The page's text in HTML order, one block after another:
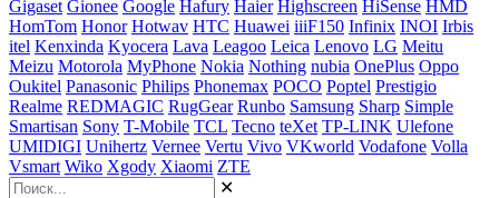
Gigaset Gionee Google Hafury Haier Highscreen HiSense HMD
HomTom Honor Hotwav HTC Huawei iiiF150 Infinix INOI Irbis
itel Kenxinda Kyocera Lava Leagoo Leica Lenovo LG Meitu
Meizu Motorola MyPhone Nokia Nothing nubia OnePlus Oppo
Oukitel Panasonic Philips Phonemax POCO Poptel Prestigio
Realme REDMAGIC RugGear Runbo Samsung Sharp Simple
Smartisan Sony T-Mobile TCL Tecno teXet TP-LINK Ulefone
UMIDIGI Unihertz Vernee Vertu Vivo VKworld Vodafone Volla
Vsmart Wiko Xgody Xiaomi ZTE
✕